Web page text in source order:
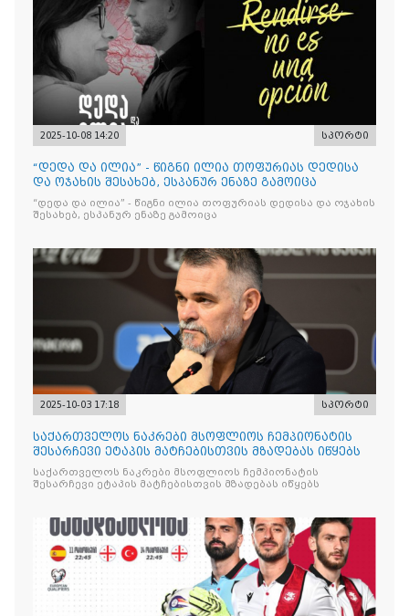
2025-10-08 14:20 სპორტი
“დედა და ილია” - წიგნი ილია თოფურიას დედისა
და ოჯახის შესახებ, ესპანურ ენაზე გამოიცა
“დედა და ილია” - წიგნი ილია თოფურიას დედისა და ოჯახის
შესახებ, ესპანურ ენაზე გამოიცა
2025-10-03 17:18 სპორტი
საქართველოს ნაკრები მსოფლიოს ჩემპიონატის
შესარჩევი ეტაპის მატჩებისთვის მზადებას იწყებს
საქართველოს ნაკრები მსოფლიოს ჩემპიონატის
შესარჩევი ეტაპის მატჩებისთვის მზადებას იწყებს